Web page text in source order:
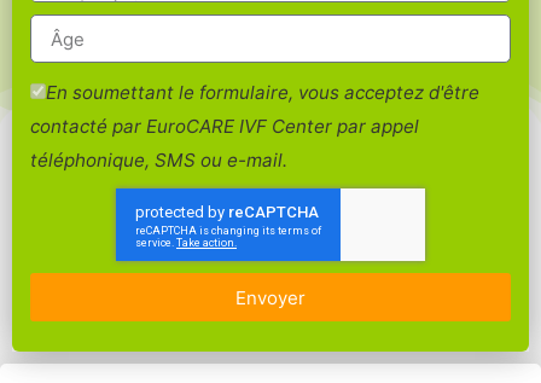
En soumettant le formulaire, vous acceptez d'être
contacté par EuroCARE IVF Center par appel
téléphonique, SMS ou e-mail.
Envoyer